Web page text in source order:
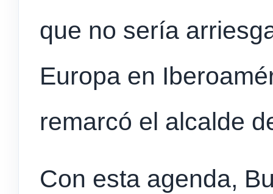
que no sería
Europa en
remarcó el alcalde
Con esta agenda,